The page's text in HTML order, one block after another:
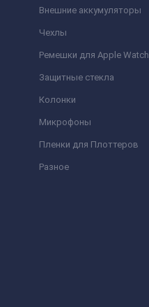
Внешние аккумуляторы
Чехлы
Ремешки для Apple Watch
Защитные стекла
Колонки
Микрофоны
Пленки для Плоттеров
Разное